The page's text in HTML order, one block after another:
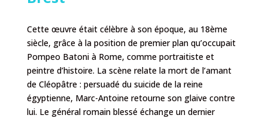
Cette œuvre était célèbre à son époque, au 18ème
siècle, grâce à la position de premier plan qu’occupait
Pompeo Batoni à Rome, comme portraitiste et
peintre d’histoire. La scène relate la mort de l’amant
de Cléopâtre : persuadé du suicide de la reine
égyptienne, Marc-Antoine retourne son glaive contre
lui. Le général romain blessé échange un dernier